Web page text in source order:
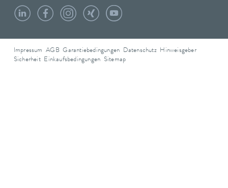
Impressum AGB Garantiebedingungen Datenschutz Hinweisgeber
Sicherheit Einkaufsbedingungen Sitemap